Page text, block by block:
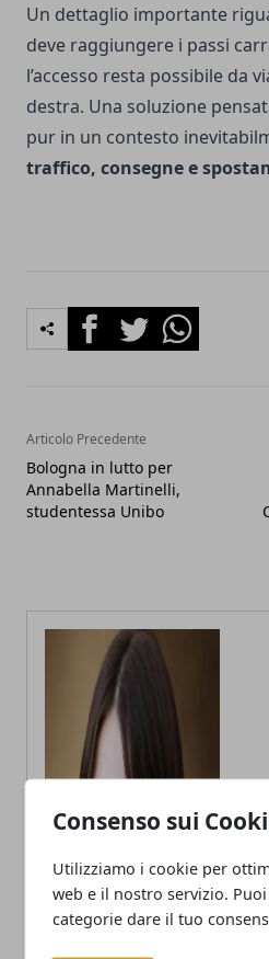
Consenso sui
Utilizziamo i cookie per
web e il nostro servizio.
categorie dare il tuo
Un dettaglio importante
deve raggiungere i passi
l’accesso resta possibile da
destra. Una soluzione
pur in un contesto
traffico, consegne e
FacebookTwitterWhatsapp
Articolo Precedente
Bologna in lutto per
Annabella Martinelli,
studentessa Unibo
Autrice
in